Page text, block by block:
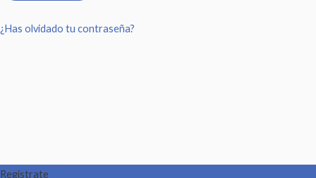
¿Has olvidado tu contraseña?
Regístrate